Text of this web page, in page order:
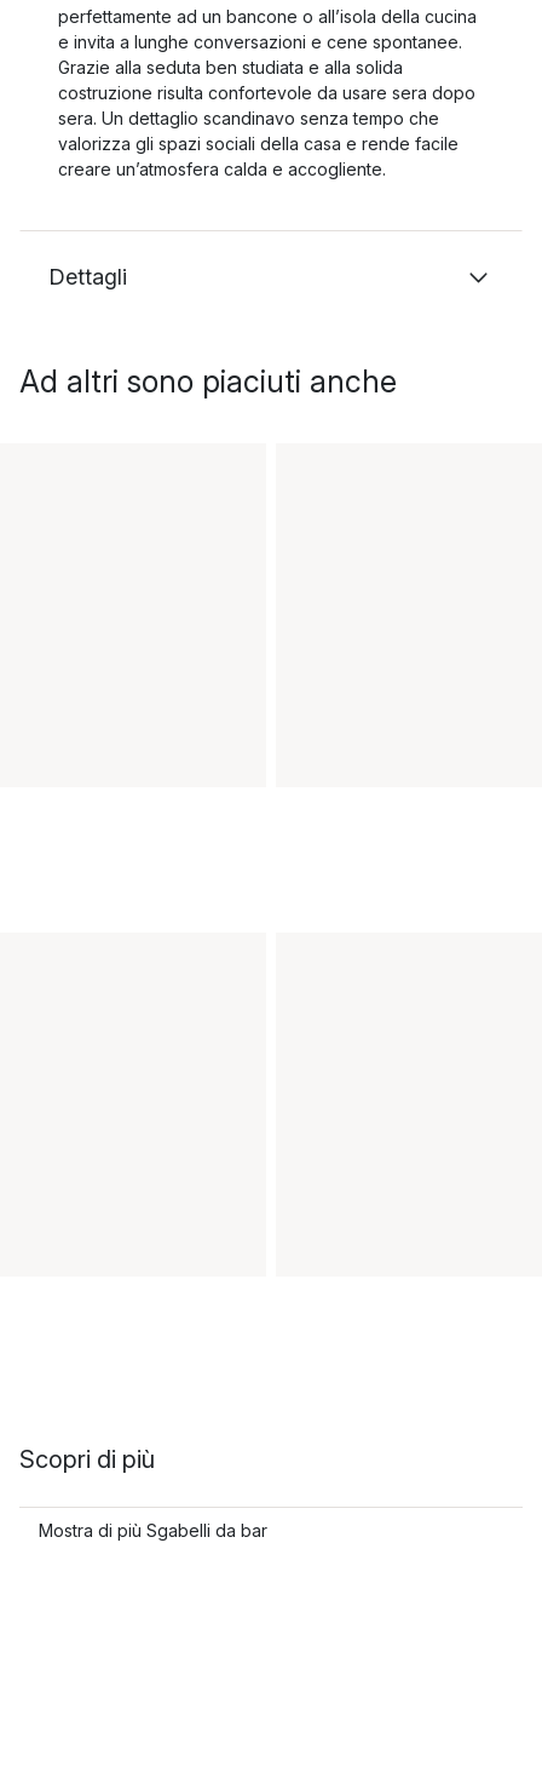
perfettamente ad un bancone o all’isola della cucina
e invita a lunghe conversazioni e cene spontanee.
Grazie alla seduta ben studiata e alla solida
costruzione risulta confortevole da usare sera dopo
sera. Un dettaglio scandinavo senza tempo che
valorizza gli spazi sociali della casa e rende facile
creare un’atmosfera calda e accogliente.
Dettagli
Ad altri sono piaciuti anche
Scopri di più
Mostra di più Sgabelli da bar